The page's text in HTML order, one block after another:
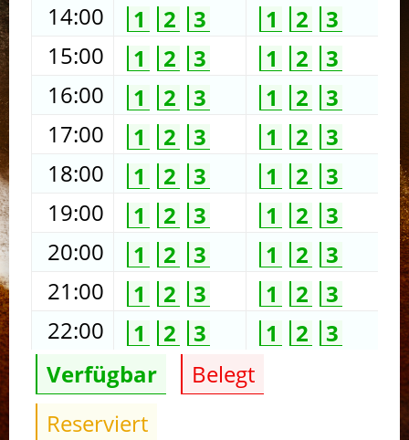
14:00
1 2 3 1 2
3
15:00
1 2 3 1 2
3
16:00
1 2 3 1 2
3
17:00
1 2 3 1 2
3
18:00
1 2 3 1 2
3
19:00
1 2 3 1 2
3
20:00
1 2 3 1 2
3
21:00
1 2 3 1 2
3
22:00
1 2 3 1 2
3
Verfügbar
Belegt
Reserviert